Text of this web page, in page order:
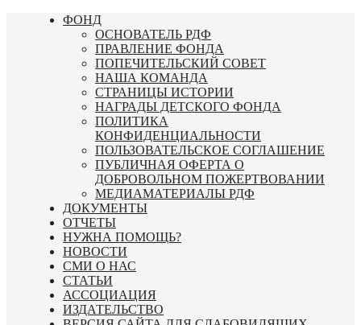
Перейти
ФОНД
ОСНОВАТЕЛЬ РДФ
ПРАВЛЕНИЕ ФОНДА
ПОПЕЧИТЕЛЬСКИЙ СОВЕТ
НАША КОМАНДА
СТРАНИЦЫ ИСТОРИИ
НАГРАДЫ ДЕТСКОГО ФОНДА
ПОЛИТИКА
КОНФИДЕНЦИАЛЬНОСТИ
ПОЛЬЗОВАТЕЛЬСКОЕ СОГЛАШЕНИЕ
ПУБЛИЧНАЯ ОФЕРТА О
ДОБРОВОЛЬНОМ ПОЖЕРТВОВАНИИ
МЕДИАМАТЕРИАЛЫ РДФ
ДОКУМЕНТЫ
ОТЧЕТЫ
НУЖНА ПОМОЩЬ?
НОВОСТИ
СМИ О НАС
СТАТЬИ
АССОЦИАЦИЯ
ИЗДАТЕЛЬСТВО